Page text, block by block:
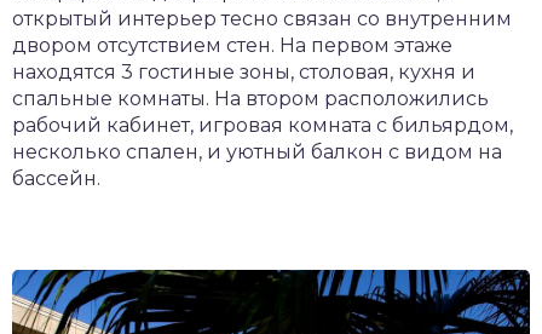
открытый интерьер тесно связан со внутренним
двором отсутствием стен. На первом этаже
находятся 3 гостиные зоны, столовая, кухня и
спальные комнаты. На втором расположились
рабочий кабинет, игровая комната с бильярдом,
несколько спален, и уютный балкон с видом на
бассейн.